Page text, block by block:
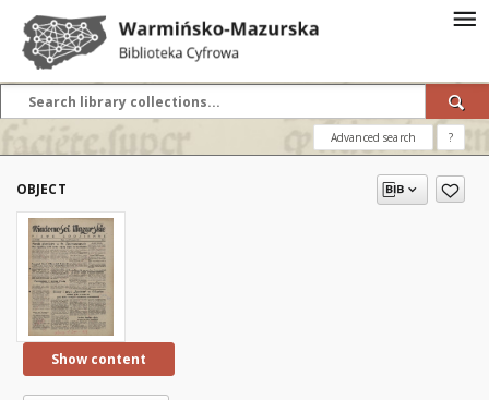
Advanced search ?
OBJECT
Show content